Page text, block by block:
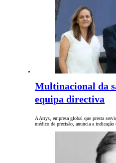
Multinacional da
equipa directiva
A Atrys, empresa global que presta
médico de precisão, anuncia a